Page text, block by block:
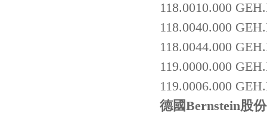
118.0010.000
118.0040.000
118.0044.000
119.0000.000
119.0006.000
德國Bernstein股